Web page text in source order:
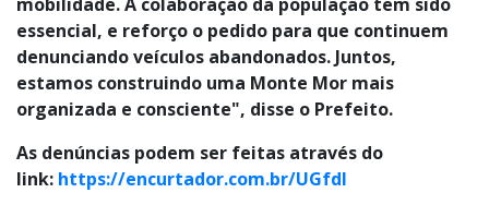
mobilidade. A colaboração da população tem sido
essencial, e reforço o pedido para que continuem
denunciando veículos abandonados. Juntos,
estamos construindo uma Monte Mor mais
organizada e consciente", disse o Prefeito.
As denúncias podem ser feitas através do
link: https://encurtador.com.br/UGfdl